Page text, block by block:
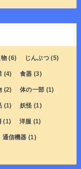
(6) じんぶつ (5)
(4) 食器 (3)
(2) 体の一部 (1)
(1) 妖怪 (1)
(1) 洋服 (1)
通信機器 (1)